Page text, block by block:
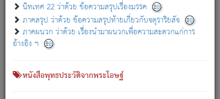
นิทเทศ 22 ว่าด้วย ข้อความสรุปเรื่องมรรค
ภาคสรุป ว่าด้วย ข้อความสรุปท้ายเกี่ยวกับจตุราริยสัจ
ภาคผนวก ว่าด้วย เรื่องนำมาผนวกเพื่อความสะดวกแก่การ
อ้างอิง ฯ
หนังสือพุทธประวัติจากพระโอษฐ์